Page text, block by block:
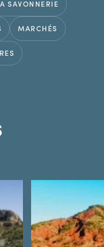
SAVONNERIE
MARCHÉS